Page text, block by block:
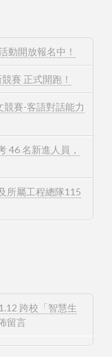
動開放報名中！
賽 正式開跑！
賽-客語對話能力
46 名新進人員，
所屬工程總隊115
跨校「智慧生
留言